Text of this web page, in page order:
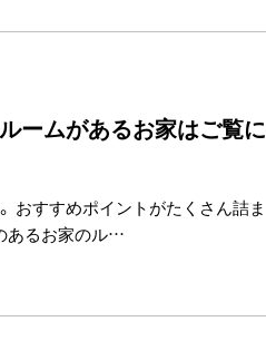
ームがあるお家はご覧に
おすすめポイントがたくさん詰ま
あるお家のル…